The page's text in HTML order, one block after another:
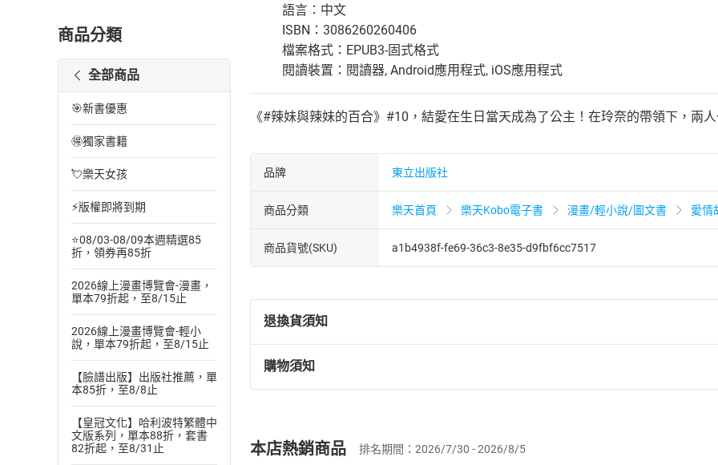
商品分類
全部商品
🎯新書優惠
🉐獨家書籍
💘樂天女孩
⚡版權即將到期
⭐08/03-08/09本週精選85
折，領券再85折
2026線上漫畫博覽會-漫畫，
單本79折起，至8/15止
2026線上漫畫博覽會-輕小
說，單本79折起，至8/15止
【臉譜出版】出版社推薦，單
本85折，至8/8止
【皇冠文化】哈利波特繁體中
文版系列，單本88折，套書
82折起，至8/31止
語言：中文
ISBN：3086260260406
檔案格式：EPUB3-固式格式
閱讀裝置：閱讀器, Android應用程式, iOS應用程式
《#辣妹與辣妹的百合》#10，結愛在生日當天成為了公主！在玲奈的帶領下，兩人
品牌 東立出版社
商品分類 樂天首頁 樂天Kobo電子書 漫畫/輕小說/圖文書 愛情
商品貨號(SKU) a1b4938f-fe69-36c3-8e35-d9fbf6cc7517
退換貨須知
退換貨規定：
(一)依消費者保護法第19條第1項後段暨通訊交易解除權合理例外情事適用
(二)消費者訂購本店鋪之商品即代表知悉本店鋪所銷售之商品為電子書，屬
購物須知
本店熱銷商品 排名期間：2026/7/30 - 2026/8/5